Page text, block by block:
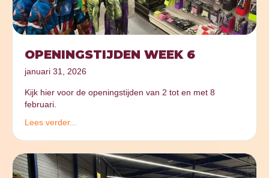
OPENINGSTIJDEN WEEK 6
januari 31, 2026
Kijk hier voor de openingstijden van 2 tot en met 8
februari.
Lees verder...